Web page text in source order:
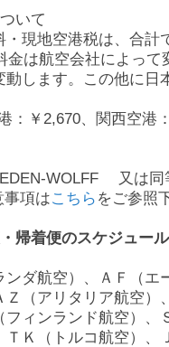
いて
現地空港税は、合計
金は航空会社によっ
動します。この他に
：￥2,670、関西空港
EDEN-WOLFF 又は同
項はこちら をご参照
帰着便のスケジュー
ンダ航空）、ＡＦ（
（アリタリア航空）
フィンランド航空）
ＴＫ（トルコ航空）